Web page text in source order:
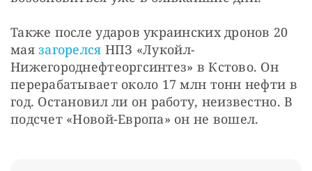
Также после ударов украинских дронов 20
мая загорелся НПЗ «Лукойл-
Нижегороднефтеоргсинтез» в Кстово. Он
перерабатывает около 17 млн тонн нефти в
год. Остановил ли он работу, неизвестно. В
подсчет «Новой-Европа» он не вошел.